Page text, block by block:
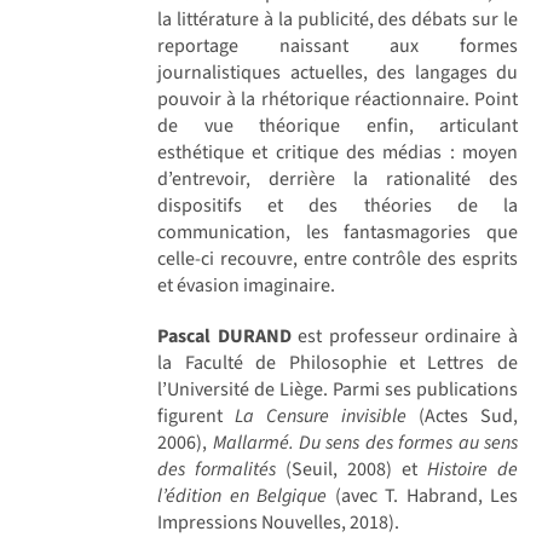
la littérature à la publicité, des débats sur le
reportage naissant aux formes
journalistiques actuelles, des langages du
pouvoir à la rhétorique réactionnaire. Point
de vue théorique enfin, articulant
esthétique et critique des médias : moyen
d’entrevoir, derrière la rationalité des
dispositifs et des théories de la
communication, les fantasmagories que
celle-ci recouvre, entre contrôle des esprits
et évasion imaginaire.
Pascal DURANDest professeur ordinaire à
la Faculté de Philosophie et Lettres de
l’Université de Liège. Parmi ses publications
figurent La Censure invisible (Actes Sud,
2006), Mallarmé. Du sens des formes au sens
des formalités (Seuil, 2008) etHistoire de
l’édition en Belgique (avec T. Habrand, Les
Impressions Nouvelles, 2018).